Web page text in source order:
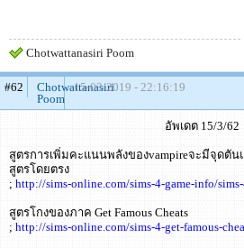
Chotwattanasiri Poom
#62
Chotwattanasiri
Poom
15-03-2019 - 22:16:19
อัพเดต 15/3/62
สูตรการเพิ่มคะแนนพลังของvampireจะมีจุดตั
สูตรโดยตรง
; http://sims-online.com/sims-4-game-info/
สูตรโกงของภาค Get Famous Cheats
; http://sims-online.com/sims-4-get-famous-